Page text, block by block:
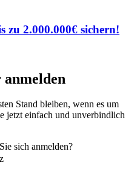
zu 2.000.000€ sichern!
Stand bleiben, wenn es um
jetzt einfach und unverbindlich
sich anmelden?